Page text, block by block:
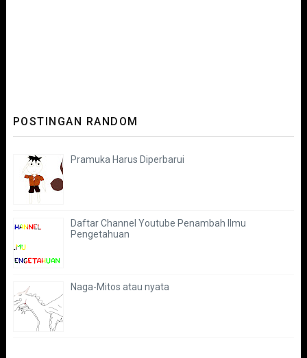
POSTINGAN RANDOM
Pramuka Harus Diperbarui
Daftar Channel Youtube Penambah Ilmu
Pengetahuan
Naga-Mitos atau nyata